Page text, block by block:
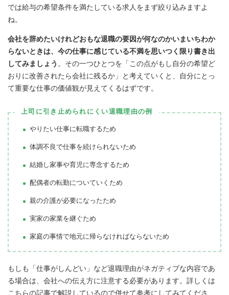
では給与の希望条件を満たしている求人をまず絞り込みますよ
ね。
会社を辞めたいけれどおもな退職の要因が何なのかいまいちわか
らないときは、今の仕事に感じている不満を思いつく限り書き出
してみましょう 。その一つひとつを「この点がもし自分の希望ど
おりに改善されたら会社に残るか」と考えていくと、自分にとっ
て重要な仕事の価値観が見えてくるはずです。
上司に引き止められにくい退職理由の例
やりたい仕事に転職するため
体調不良で仕事を続けられないため
結婚し家事や育児に専念するため
配偶者の転勤についていくため
親の介護が必要になったため
実家の家業を継ぐため
家庭の事情で地元に帰らなければならないため
もしも「仕事がしんどい」など退職理由がネガティブな内容であ
る場合は、会社への伝え方に注意する必要があります。詳しくは
こちらの記事で解説しているので併せて参考にしてみてくださ